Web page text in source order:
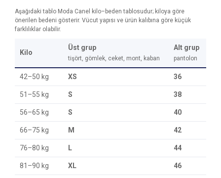
Aşağıdaki tablo Moda Canel kilo–beden tablosudur; kiloya göre
önerilen bedeni gösterir. Vücut yapısı ve ürün kalıbına göre küçük
farklılıklar olabilir.
Kilo
Üst grup
tişört, gömlek, ceket, mont, kaban
Alt grup
pantolon
42–50 kg XS 36
51–55 kg S 38
56–65 kg S 40
66–75 kg M 42
76–80 kg L 44
81–90 kg XL 46